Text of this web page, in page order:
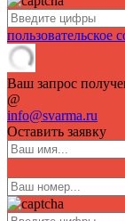
пользовательское
Ваш запрос
@
info@svarma.ru
Оставить заявку